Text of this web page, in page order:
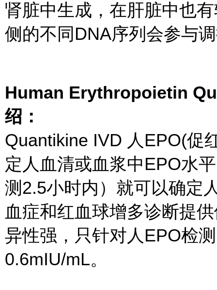
肾脏中生成，在肝脏中也
侧的不同DNA序列会参与
Human Erythropoietin
绍：
Quantikine IVD 人EPO(促
定人血清或血浆中EPO水
测2.5小时内）就可以确定
血症和红血球增多诊断提
异性强，只针对人EPO检
0.6mIU/mL。